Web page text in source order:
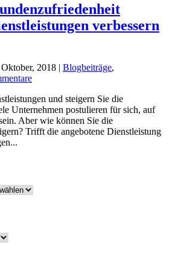
verbessern
2018 | Blogbeiträge,
und steigern Sie die
Unternehmen postulieren für sich, auf
Aber wie können Sie die
Trifft die angebotene Dienstleistung